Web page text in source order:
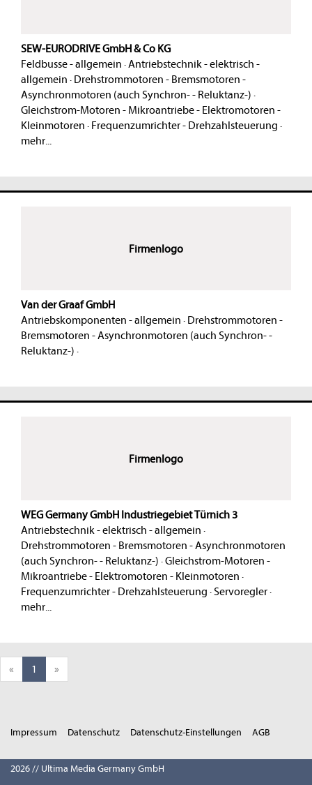
SEW-EURODRIVE GmbH & Co KG
Feldbusse - allgemein ·Antriebstechnik - elektrisch -
allgemein · Drehstrommotoren - Bremsmotoren -
Asynchronmotoren (auch Synchron- - Reluktanz-) ·
Gleichstrom-Motoren - Mikroantriebe - Elektromotoren -
Kleinmotoren · Frequenzumrichter - Drehzahlsteuerung ·
mehr...
Firmenlogo
Van der Graaf GmbH
Antriebskomponenten - allgemein · Drehstrommotoren -
Bremsmotoren - Asynchronmotoren (auch Synchron- -
Reluktanz-) ·
Firmenlogo
WEG Germany GmbH Industriegebiet Türnich 3
Antriebstechnik - elektrisch - allgemein ·
Drehstrommotoren - Bremsmotoren - Asynchronmotoren
(auch Synchron- - Reluktanz-) ·Gleichstrom-Motoren -
Mikroantriebe - Elektromotoren - Kleinmotoren ·
Frequenzumrichter - Drehzahlsteuerung · Servoregler·
mehr...
« 1 »
Impressum Datenschutz Datenschutz-Einstellungen AGB
2026 // Ultima Media Germany GmbH